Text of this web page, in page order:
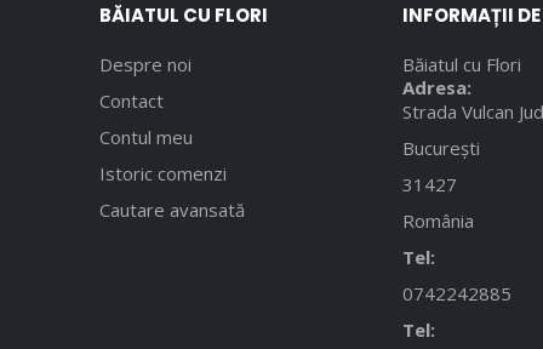
BĂIATUL CU FLORI
Despre noi
Contact
Contul meu
Istoric comenzi
Cautare avansată
INFORMAȚII
Băiatul cu Flori
Adresa:
Strada Vulcan
București
31427
România
Tel:
0742242885
Tel: